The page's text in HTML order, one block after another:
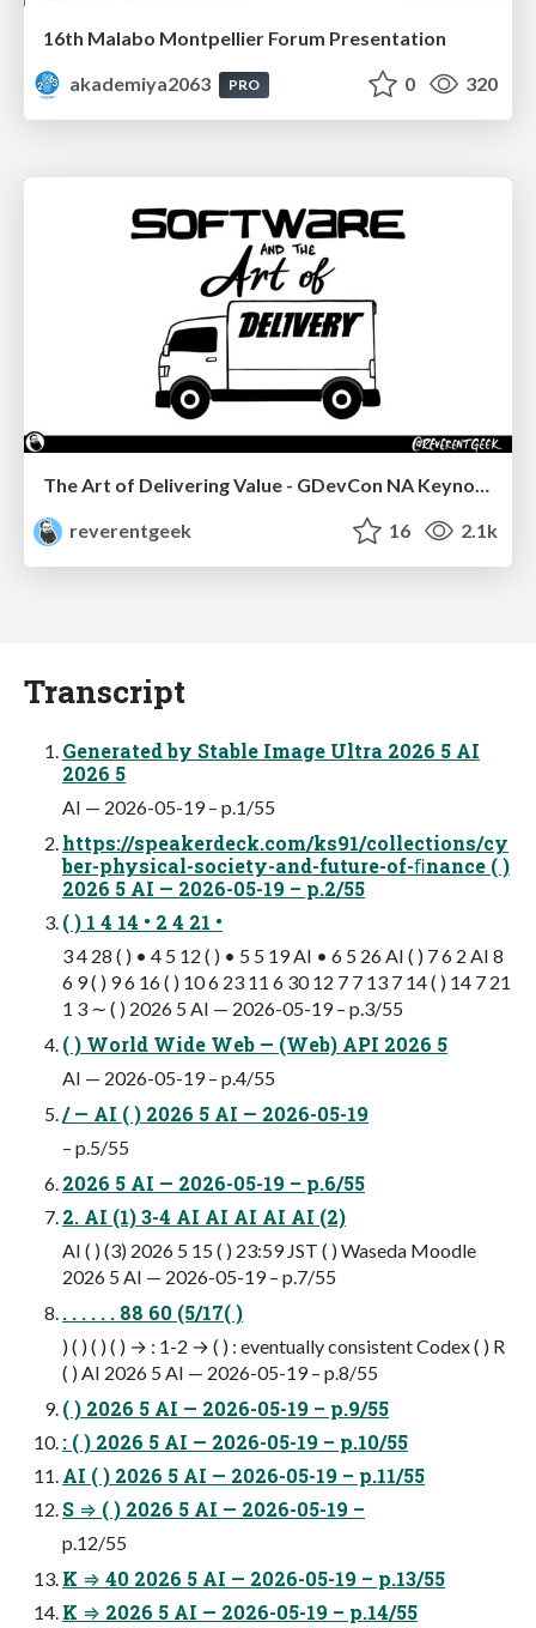
16th Malabo Montpellier Forum Presentation
akademiya2063
PRO 0 320
reverentgeek
16 2.1k
Transcript
Generated by Stable Image Ultra 2026 5 AI
2026 5
AI — 2026-05-19 – p.1/55
https://speakerdeck.com/ks91/collections/cy
ber-physical-society-and-future-of-ﬁnance ( )
2026 5 AI — 2026-05-19 – p.2/55
( ) 1 4 14 • 2 4 21 •
3 4 28 ( ) • 4 5 12 ( ) • 5 5 19 AI • 6 5 26 AI ( ) 7 6 2 AI 8
6 9 ( ) 9 6 16 ( ) 10 6 23 11 6 30 12 7 7 13 7 14 ( ) 14 7 21
1 3 ∼ ( ) 2026 5 AI — 2026-05-19 – p.3/55
( ) World Wide Web — (Web) API 2026 5
AI — 2026-05-19 – p.4/55
/ — AI ( ) 2026 5 AI — 2026-05-19
– p.5/55
2026 5 AI — 2026-05-19 – p.6/55
2. AI (1) 3-4 AI AI AI AI AI (2)
AI ( ) (3) 2026 5 15 ( ) 23:59 JST ( ) Waseda Moodle
2026 5 AI — 2026-05-19 – p.7/55
. . . . . . 88 60 (5/17( )
) ( ) ( ) ( ) → : 1-2 → ( ) : eventually consistent Codex ( ) R
( ) AI 2026 5 AI — 2026-05-19 – p.8/55
( ) 2026 5 AI — 2026-05-19 – p.9/55
: ( ) 2026 5 AI — 2026-05-19 – p.10/55
AI ( ) 2026 5 AI — 2026-05-19 – p.11/55
S ⇒ ( ) 2026 5 AI — 2026-05-19 –
p.12/55
K ⇒ 40 2026 5 AI — 2026-05-19 – p.13/55
K ⇒ 2026 5 AI — 2026-05-19 – p.14/55